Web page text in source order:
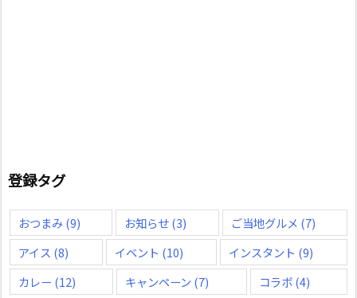
登録タグ
おつまみ(9) お知らせ(3) ご当地グルメ (7)
アイス (8) イベント (10) インスタント (9)
カレー (12) キャンペーン (7) コラボ(4)